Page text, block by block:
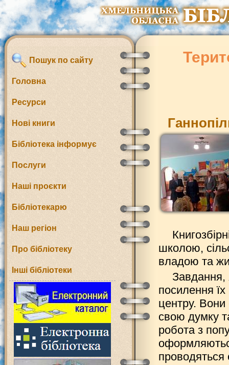
Пошук по сайту
Головна
Ресурси
Нові книги
Бібліотека інформує
Послуги
Наші проєкти
Бібліотекарю
Наш регіон
Про бібліотеку
Інші бібліотеки
школою,
владою та
Завдання,
посилення
центру. Вони
свою думку
робота з
проводяться